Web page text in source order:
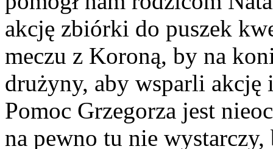
akcję zbiórki do puszek
meczu z Koroną, by na
drużyny, aby wsparli
Pomoc Grzegorza jest
na pewno tu nie